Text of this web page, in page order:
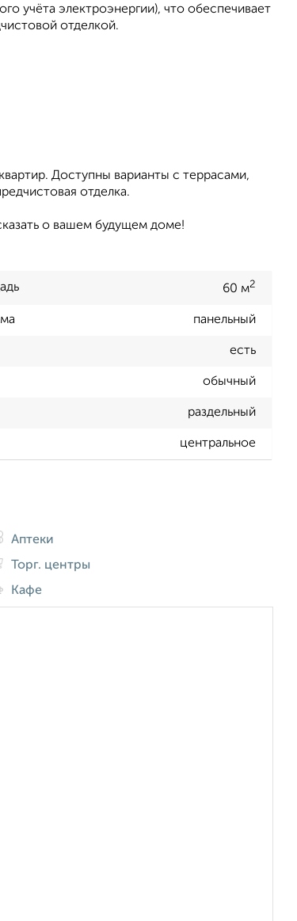
учёта электроэнергии), что обеспечивает
отделкой.
Доступны варианты с террасами,
отделка.
о вашем будущем доме!
60 м2
панельный
есть
обычный
раздельный
центральное
Аптеки
Торг. центры
Кафе